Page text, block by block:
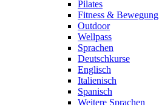
Pilates
Fitness & Bewegung
Outdoor
Wellpass
Sprachen
Deutschkurse
Englisch
Italienisch
Spanisch
Weitere Sprachen